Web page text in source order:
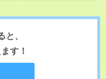
、
す！